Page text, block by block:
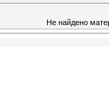
Не найдено